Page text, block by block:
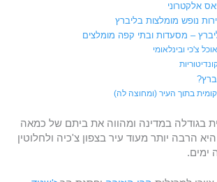
אלקטרוני
נופש מומלצות בליברץ
– מסעדות ובתי קפה מומלצים
צ'כי ובינלאומי
בתוך העיר (ומחוצה לה)
בגודלה במדינה ומהווה את ביתם של כמאה
הרבה יותר מעוד עיר בצפון צ'כיה ולחלוטין
ימים.